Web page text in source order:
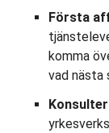
Första
komma
vad nästa